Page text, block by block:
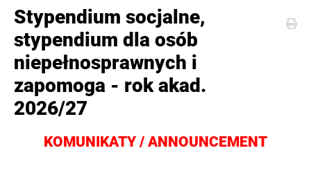
Stypendium socjalne,
stypendium dla osób
niepełnosprawnych i
zapomoga - rok akad.
2026/27
KOMUNIKATY / ANNOUNCEMENT